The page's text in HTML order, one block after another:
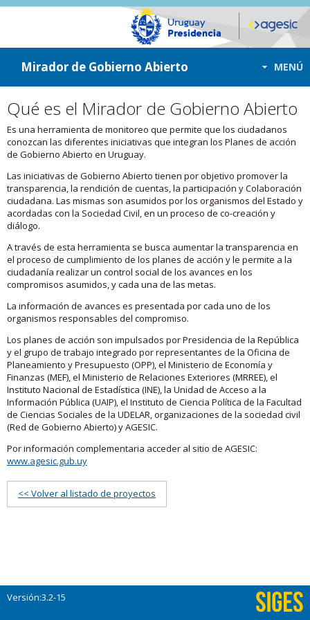
ir a contenido
ir al menú
Mirador de Gobierno Abierto MENÚ
Qué es el Mirador de Gobierno Abierto
Es una herramienta de monitoreo que permite que los ciudadanos
conozcan las diferentes iniciativas que integran los Planes de acción
de Gobierno Abierto en Uruguay.
Las iniciativas de Gobierno Abierto tienen por objetivo promover la
transparencia, la rendición de cuentas, la participación y Colaboración
ciudadana. Las mismas son asumidos por los organismos del Estado y
acordadas con la Sociedad Civil, en un proceso de co-creación y
diálogo.
A través de esta herramienta se busca aumentar la transparencia en
el proceso de cumplimiento de los planes de acción y le permite a la
ciudadanía realizar un control social de los avances en los
compromisos asumidos, y cada una de las metas.
La información de avances es presentada por cada uno de los
organismos responsables del compromiso.
Los planes de acción son impulsados por Presidencia de la República
y el grupo de trabajo integrado por representantes de la Oficina de
Planeamiento y Presupuesto (OPP), el Ministerio de Economía y
Finanzas (MEF), el Ministerio de Relaciones Exteriores (MRREE), el
Instituto Nacional de Estadística (INE), la Unidad de Acceso a la
Información Pública (UAIP), el Instituto de Ciencia Política de la Facultad
de Ciencias Sociales de la UDELAR, organizaciones de la sociedad civil
(Red de Gobierno Abierto) y AGESIC.
Por información complementaria acceder al sitio de AGESIC:
www.agesic.gub.uy
<< Volver al listado de proyectos
Versión:3.2-15